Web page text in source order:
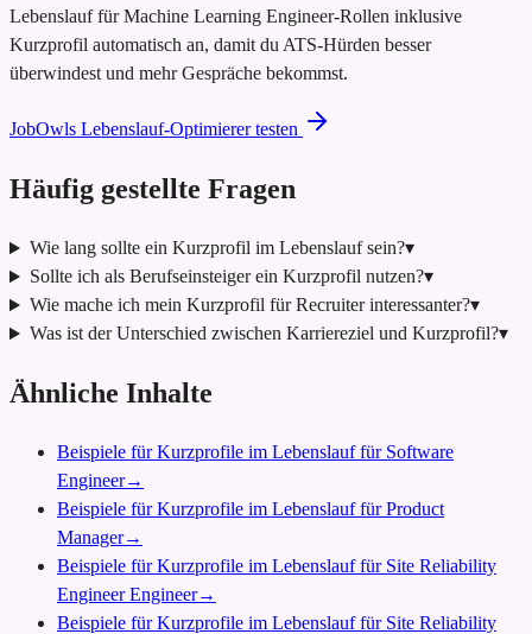
Lebenslauf für Machine Learning Engineer-Rollen inklusive
Kurzprofil automatisch an, damit du ATS-Hürden besser
überwindest und mehr Gespräche bekommst.
JobOwls Lebenslauf-Optimierer testen
Häufig gestellte Fragen
Wie lang sollte ein Kurzprofil im Lebenslauf sein?▾
Sollte ich als Berufseinsteiger ein Kurzprofil nutzen?▾
Wie mache ich mein Kurzprofil für Recruiter interessanter?▾
Was ist der Unterschied zwischen Karriereziel und Kurzprofil?▾
Ähnliche Inhalte
Beispiele für Kurzprofile im Lebenslauf für Software
Engineer→
Beispiele für Kurzprofile im Lebenslauf für Product
Manager→
Beispiele für Kurzprofile im Lebenslauf für Site Reliability
Engineer Engineer→
Beispiele für Kurzprofile im Lebenslauf für Site Reliability